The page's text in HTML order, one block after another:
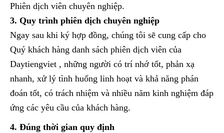
Phiên dịch viên chuyên nghiệp.
3. Quy trình phiên dịch chuyên nghiệp
Ngay sau khi ký hợp đồng, chúng tôi sẽ cung cấp cho
Quý khách hàng danh sách phiên dịch viên của
Daytiengviet , những người có trí nhớ tốt, phản xạ
nhanh, xử lý tình huống linh hoạt và khả năng phán
đoán tốt, có trách nhiệm và nhiều năm kinh nghiệm đáp
ứng các yêu cầu của khách hàng.
4. Đúng thời gian quy định